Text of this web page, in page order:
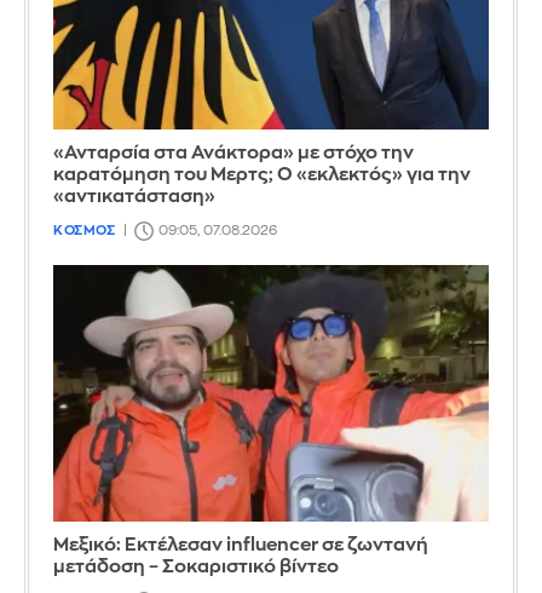
«Ανταρσία στα Ανάκτορα» με στόχο την
καρατόμηση του Μερτς; Ο «εκλεκτός» για την
«αντικατάσταση»
ΚΟΣΜΟΣ 09:05, 07.08.2026
Μεξικό: Εκτέλεσαν influencer σε ζωντανή
μετάδοση – Σοκαριστικό βίντεο